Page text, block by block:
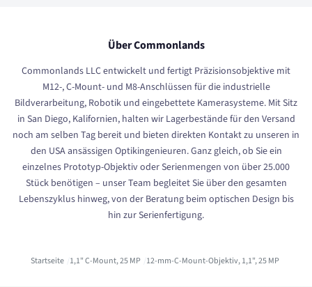
Über Commonlands
Commonlands LLC entwickelt und fertigt Präzisionsobjektive mit
M12-, C-Mount- und M8-Anschlüssen für die industrielle
Bildverarbeitung, Robotik und eingebettete Kamerasysteme. Mit Sitz
in San Diego, Kalifornien, halten wir Lagerbestände für den Versand
noch am selben Tag bereit und bieten direkten Kontakt zu unseren in
den USA ansässigen Optikingenieuren. Ganz gleich, ob Sie ein
einzelnes Prototyp-Objektiv oder Serienmengen von über 25.000
Stück benötigen – unser Team begleitet Sie über den gesamten
Lebenszyklus hinweg, von der Beratung beim optischen Design bis
hin zur Serienfertigung.
Startseite 1,1" C-Mount, 25 MP 12-mm-C-Mount-Objektiv, 1,1", 25 MP